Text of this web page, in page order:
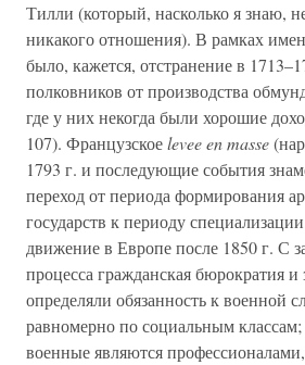
Тилли (который, насколько я знаю,
никакого отношения). В рамках
было, кажется, отстранение в
полковников от производства
где у них некогда были хорошие
107). Французскоеlevee en masse
1793 г. и последующие события
переход от периода формирования
государств к периоду
движение в Европе после 1850 г. С
процесса гражданская бюрократия и
определяли обязанность к военной
равномерно по социальным классам;
военные являются